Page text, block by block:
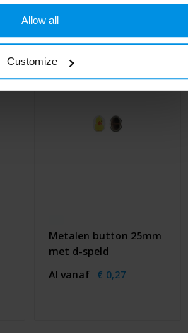
Allow all
Customize
Metalen button 25mm
met d-speld
Al vanaf € 0,27